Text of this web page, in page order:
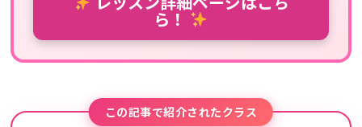
ら！
この記事で紹介されたクラス